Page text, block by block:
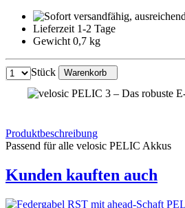
Lieferzeit 1-2 Tage
Gewicht 0,7 kg
Stück Warenkorb
Produktbeschreibung
Passend für alle velosic PELIC Akkus
Kunden kauften auch